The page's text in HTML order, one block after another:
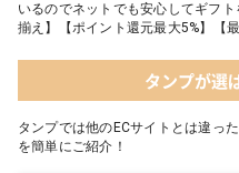
いるのでネットでも安心してギフ
揃え】【ポイント還元最大5%】【最
タンプが選
タンプでは他のECサイトとは違っ
を簡単にご紹介！